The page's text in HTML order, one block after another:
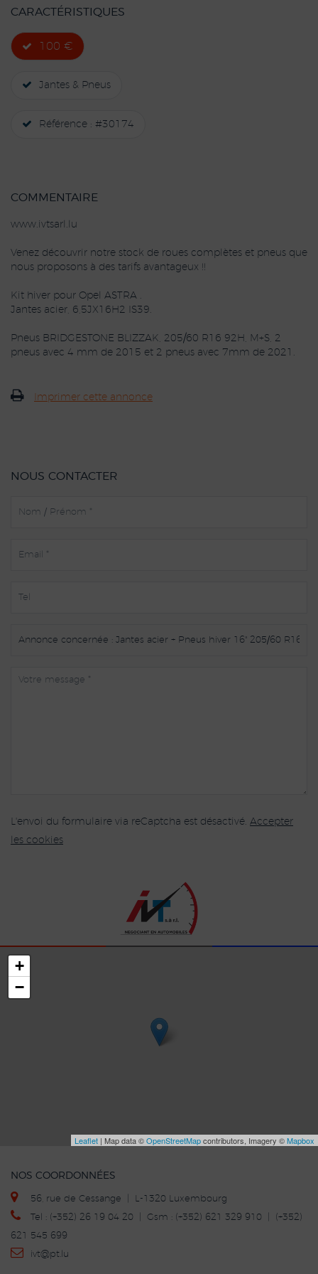
CARACTÉRISTIQUES
100 €
Jantes & Pneus
Référence : #30174
COMMENTAIRE
www.ivtsarl.lu
Venez découvrir notre stock de roues complètes et pneus que
nous proposons à des tarifs avantageux !!
Kit hiver pour Opel ASTRA .
Jantes acier, 6,5JX16H2 IS39.
Pneus BRIDGESTONE BLIZZAK, 205/60 R16 92H, M+S, 2
pneus avec 4 mm de 2015 et 2 pneus avec 7mm de 2021.
Imprimer cette annonce
NOUS CONTACTER
L'envoi du formulaire via reCaptcha est désactivé. Accepter
les cookies
+
−
Leaflet | Map data ©OpenStreetMapcontributors, Imagery ©Mapbox
NOS COORDONNÉES
56, rue de Cessange | L-1320 Luxembourg
Tel : (+352) 26 19 04 20 | Gsm : (+352) 621 329 910 | (+352)
621 545 699
ivt@pt.lu